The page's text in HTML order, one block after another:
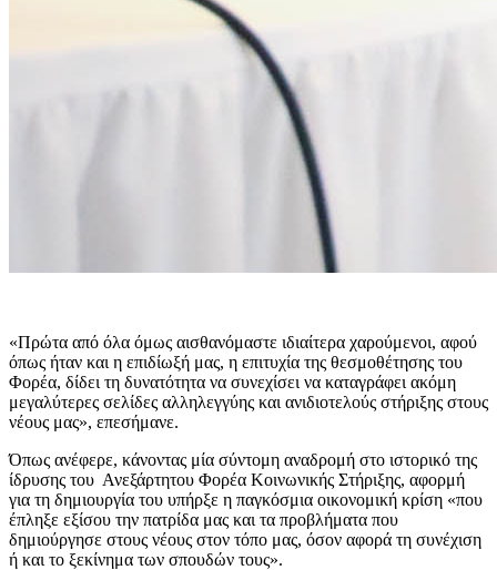
«Πρώτα από όλα όμως αισθανόμαστε ιδιαίτερα χαρούμενοι, αφού
όπως ήταν και η επιδίωξή μας, η επιτυχία της θεσμοθέτησης του
Φορέα, δίδει τη δυνατότητα να συνεχίσει να καταγράφει ακόμη
μεγαλύτερες σελίδες αλληλεγγύης και ανιδιοτελούς στήριξης στους
νέους μας», επεσήμανε.
Όπως ανέφερε, κάνοντας μία σύντομη αναδρομή στο ιστορικό της
ίδρυσης του Ανεξάρτητου Φορέα Κοινωνικής Στήριξης, αφορμή
για τη δημιουργία του υπήρξε η παγκόσμια οικονομική κρίση «που
έπληξε εξίσου την πατρίδα μας και τα προβλήματα που
δημιούργησε στους νέους στον τόπο μας, όσον αφορά τη συνέχιση
ή και το ξεκίνημα των σπουδών τους».